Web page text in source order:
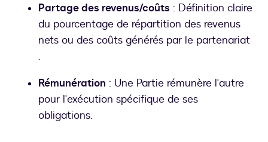
Partage des revenus/coûts : Définition claire
du pourcentage de répartition des revenus
nets ou des coûts générés par le partenariat
.
Rémunération : Une Partie rémunère l'autre
pour l'exécution spécifique de ses
obligations.